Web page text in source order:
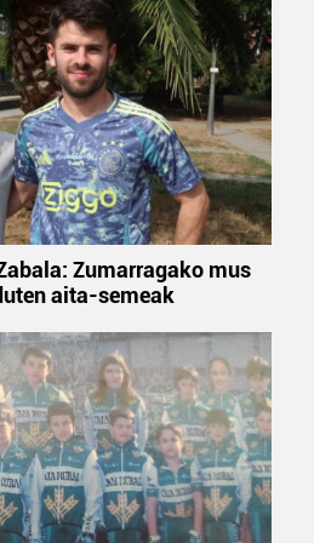
Zumarragako mus
aita-semeak